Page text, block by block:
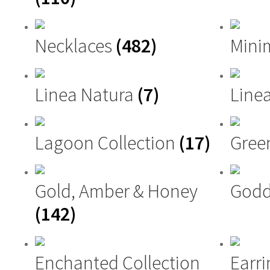
Necklaces (482)
Linea Natura (7)
Lagoon Collection (17)
Gold, Amber & Honey
(142)
Enchanted Collection